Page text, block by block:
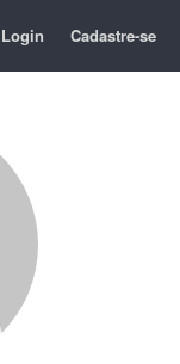
Login Cadastre-se